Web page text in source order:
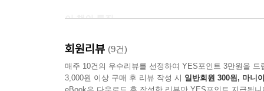
인간에게는 존엄한 죽음을 선택할 권리가 있을
어느 한쪽의 편에 서기를 망설이며 종교적 관
이 책의 특징
『나의 권리를 말한다』는 현직 「법과 사회」
낮은 자를 위해 제 역할을 해야 한다고 주장한다.
사안에 대해 합리적인 해석을 보여 주기도 한다.
회원리뷰 (9건)
매주 10건의 우수리뷰를 선정하여 YES포인트 3만원을 드
3,000원 이상 구매 후 리뷰 작성 시 일반회원 300원, 마니